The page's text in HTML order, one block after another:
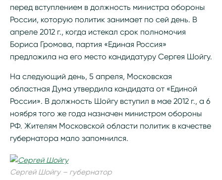
перед вступлением в должность министра обороны
России, которую политик занимает по сей день. В
апреле 2012 г., когда истекал срок полномочия
Бориса Громова, партия «Единая Россия»
предложила на его место кандидатуру Сергея Шойгу.
На следующий день, 5 апреля, Московская
областная Дума утвердила кандидата от «Единой
России». В должность Шойгу вступил в мае 2012 г., а 6
ноября того же года назначен министром обороны
РФ. Жителям Московской области политик в качестве
губернатора мало запомнился.
Сергей Шойгу – губернатор